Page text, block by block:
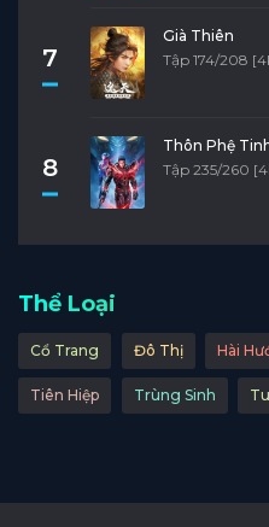
7
Già Thiên
Tập 174/208
8
Thôn Phệ
Tập 235/260
Thể Loại
Cổ Trang Đô Thị Hài
Tiên Hiệp Trùng Sinh